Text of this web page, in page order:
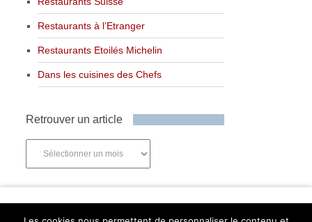
Restaurants à l’Etranger
Restaurants Etoilés Michelin
Dans les cuisines des Chefs
Retrouver un article